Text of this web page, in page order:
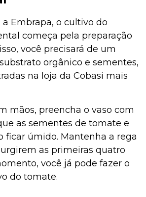
Embrapa, o cultivo do
começa pela preparação
você precisará de um
orgânico e sementes,
na loja da Cobasi mais
mãos, preencha o vaso com
as sementes de tomate e
ficar úmido. Mantenha a rega
as primeiras quatro
você já pode fazer o
do tomate.